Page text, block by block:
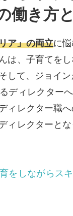
働き方
ア」の両立に
は、子育てを
して、ジョイ
ディレクター
ィレクター職
ィレクターと
をしながらス